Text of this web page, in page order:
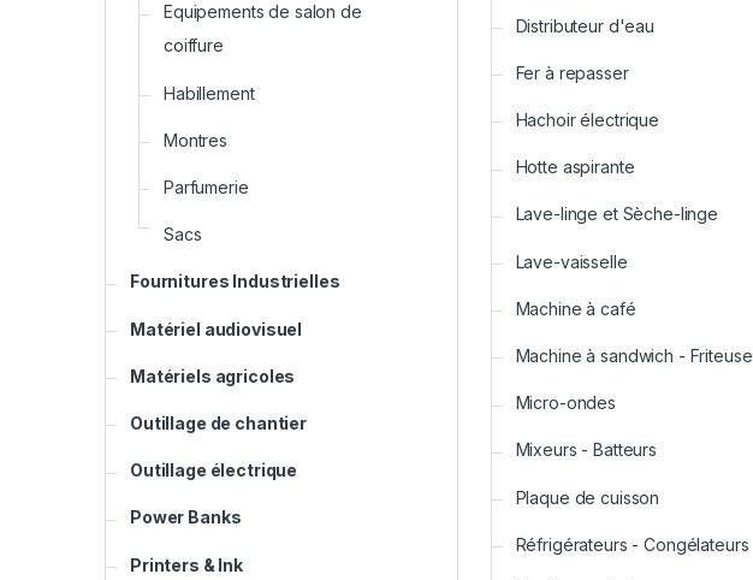
Equipements de salon de
coiffure
Habillement
Montres
Parfumerie
Sacs
Fournitures Industrielles
Matériel audiovisuel
Matériels agricoles
Outillage de chantier
Outillage électrique
Power Banks
Printers & Ink
Distributeur d'eau
Fer à repasser
Hachoir électrique
Hotte aspirante
Lave-linge et Sèche-linge
Lave-vaisselle
Machine à café
Machine à sandwich - Friteuse
Micro-ondes
Mixeurs - Batteurs
Plaque de cuisson
Réfrigérateurs - Congélateurs